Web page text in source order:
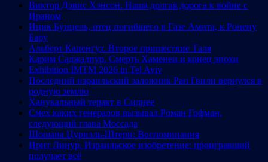
Виктор Дэвис Хэнсон. Наша долгая дорога к войне с
Ираном
Ицик Бунцель, отец погибшего в Газе Амита, к Ронену
Бару
Альберт Капенгут. Второе пришествие Таля
Карим Саджадпур. Смерть Хаменеи и конец эпохи
Exhibition IMTM 2026 in Tel Aviv
Последний израильский заложник Ран Гвили вернулся в
родную землю
Ханукальный теракт в Сиднее
Смех каких генералов вызывал Роман Гофман,
следующий глава Моссада
Шошана Цуриэль-Штерн: Воспоминания
Ирит Линур. Израильское изобретение: проигравший
получает всё